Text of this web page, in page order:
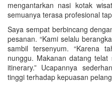
mengantarkan nasi kotak
semuanya terasa profesional
Saya sempat berbincang
pesanan. “Kami selalu
sambil tersenyum. “Karena
nunggu. Makanan datang
itinerary.” Ucapannya
tinggi terhadap kepuasan